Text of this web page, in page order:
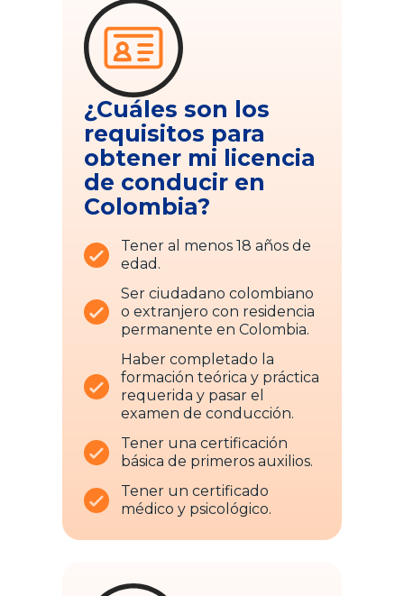
¿Cuáles son los
requisitos para
obtener mi licencia
de conducir en
Colombia?
Tener al menos 18 años de
edad.
Ser ciudadano colombiano
o extranjero con residencia
permanente en Colombia.
Haber completado la
formación teórica y práctica
requerida y pasar el
examen de conducción.
Tener una certificación
básica de primeros auxilios.
Tener un certificado
médico y psicológico.